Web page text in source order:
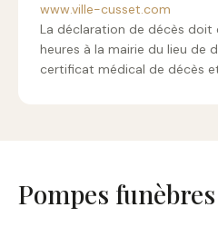
www.ville-cusset.com
La déclaration de décès doit
heures à la mairie du lieu de
certificat médical de décès
Pompes